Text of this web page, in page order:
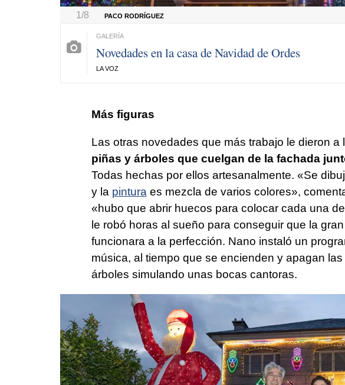
1/8 PACO RODRÍGUEZ
Novedades en la casa de Navidad de Ordes
LA VOZ
Más figuras
Las otras novedades que más trabajo le dieron a
piñas y árboles que cuelgan de la fachada
Todas hechas por ellos artesanalmente. «Se
y la pintura es mezcla de varios colores»,
«hubo que abrir huecos para colocar cada una
le robó horas al sueño para conseguir que la
funcionara a la perfección. Nano instaló un
música, al tiempo que se encienden y apagan
árboles simulando unas bocas cantoras.